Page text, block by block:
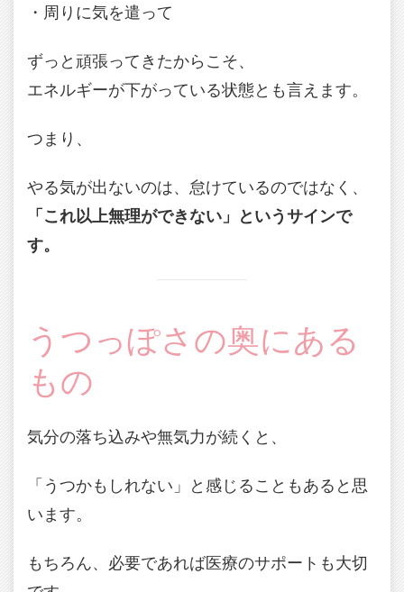
・周りに気を遣って
ずっと頑張ってきたからこそ、
エネルギーが下がっている状態とも言えます。
つまり、
やる気が出ないのは、怠けているのではなく、
「これ以上無理ができない」というサインで
す。
うつっぽさの奥にある
もの
気分の落ち込みや無気力が続くと、
「うつかもしれない」と感じることもあると思
います。
もちろん、必要であれば医療のサポートも大切